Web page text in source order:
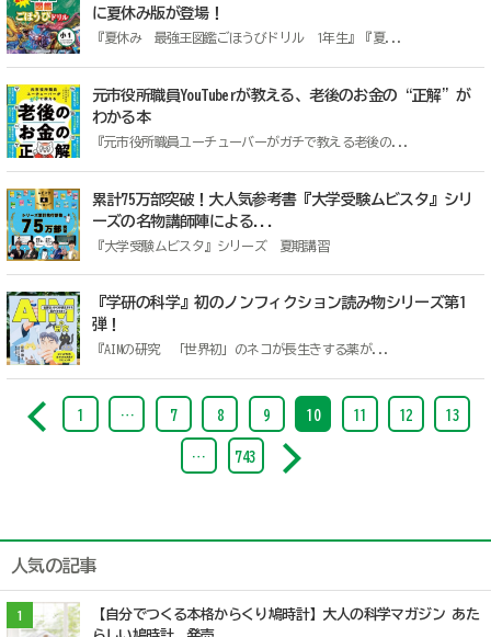
に夏休み版が登場！
『夏休み 最強王図鑑ごほうびドリル 1年生』『夏...
元市役所職員YouTuberが教える、老後のお金の“正解”が
わかる本
『元市役所職員ユーチューバーがガチで教える老後の...
累計75万部突破！大人気参考書『大学受験ムビスタ』シリ
ーズの名物講師陣による...
『大学受験ムビスタ』シリーズ 夏期講習
『学研の科学』初のノンフィクション読み物シリーズ第1
弾！
『AIMの研究 「世界初」のネコが長生きする薬が...
1 … 7 8 9 10 11 12 13
… 743
人気の記事
1
【自分でつくる本格からくり鳩時計】大人の科学マガジン あた